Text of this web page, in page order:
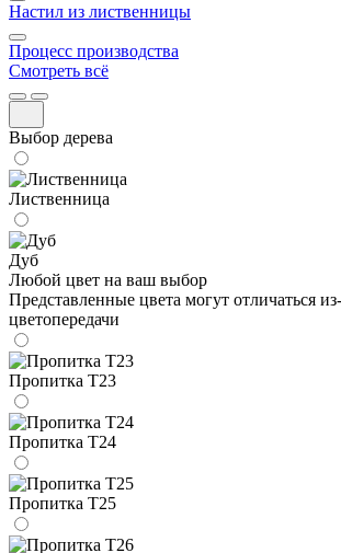
Настил из лиственницы
Процесс производства
Смотреть всё
Выбор дерева
Лиственница
Дуб
Любой цвет на ваш выбор
Представленные цвета могут отличаться
цветопередачи
Пропитка Т23
Пропитка Т24
Пропитка Т25